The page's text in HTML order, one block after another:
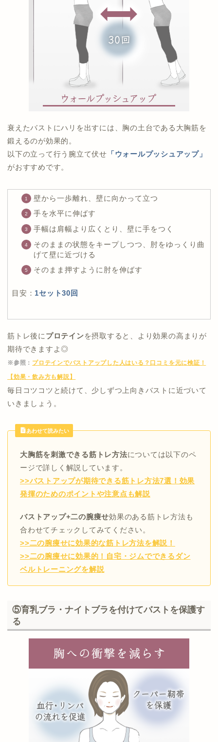
衰えたバストにハリを出すには、胸の土台である大胸筋を
鍛えるのが効果的。
以下の立って行う腕立て伏せ 「ウォールプッシュアップ」
がおすすめです。
壁から一歩離れ、壁に向かって立つ
手を水平に伸ばす
手幅は肩幅より広くとり、壁に手をつく
そのままの状態をキープしつつ、肘をゆっくり曲
げて壁に近づける
そのまま押すように肘を伸ばす
目安： 1セット30回
筋トレ後に プロテインを摂取すると、より効果の高まりが
期待できますよ◎
※参照： プロテインでバストアップした人はいる？口コミを元に検証！
【効果・飲み方も解説】
毎日コツコツと続けて、少しずつ上向きバストに近づいて
いきましょう。
あわせて読みたい
大胸筋を刺激できる筋トレ方法については以下のペ
ージで詳しく解説しています。
>>バストアップが期待できる筋トレ方法7選！効果
発揮のためのポイントや注意点も解説
バストアップ+二の腕痩せ効果のある筋トレ方法も
合わせてチェックしてみてください。
>>二の腕痩せに効果的な筋トレ方法を解説！
>>二の腕痩せに効果的！自宅・ジムでできるダン
ベルトレーニングを解説
⑤育乳ブラ・ナイトブラを付けてバストを保護す
る